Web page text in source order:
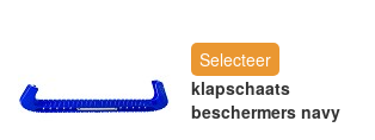
Selecteer
klapschaats
beschermers navy